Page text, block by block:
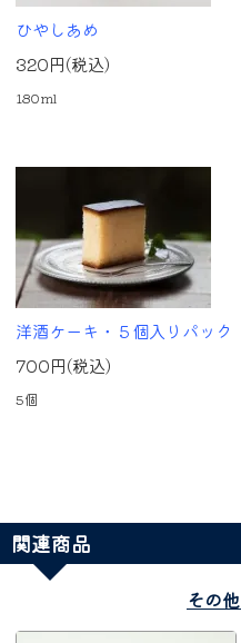
ひやしあめ
320円(税込)
180ml
洋酒ケーキ・５個入りパック
700円(税込)
5個
関連商品
その